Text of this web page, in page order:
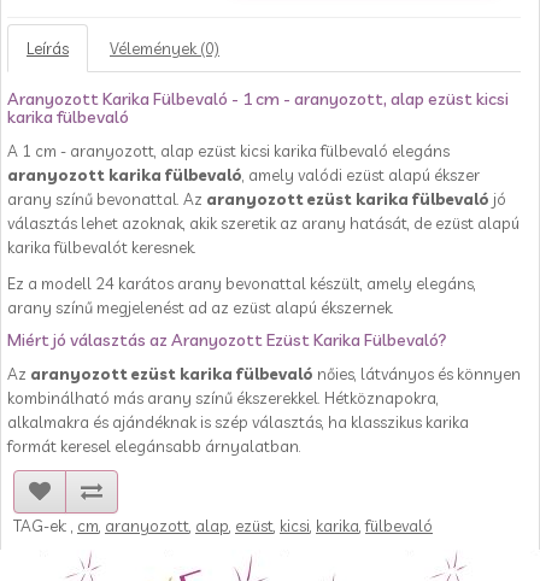
Leírás Vélemények (0)
Aranyozott Karika Fülbevaló - 1 cm - aranyozott, alap ezüst kicsi
karika fülbevaló
A 1 cm - aranyozott, alap ezüst kicsi karika fülbevaló elegáns
aranyozott karika fülbevaló , amely valódi ezüst alapú ékszer
arany színű bevonattal. Az aranyozott ezüst karika fülbevaló jó
választás lehet azoknak, akik szeretik az arany hatását, de ezüst alapú
karika fülbevalót keresnek.
Ez a modell 24 karátos arany bevonattal készült, amely elegáns,
arany színű megjelenést ad az ezüst alapú ékszernek.
Miért jó választás az Aranyozott Ezüst Karika Fülbevaló?
Az aranyozott ezüst karika fülbevaló nőies, látványos és könnyen
kombinálható más arany színű ékszerekkel. Hétköznapokra,
alkalmakra és ajándéknak is szép választás, ha klasszikus karika
formát keresel elegánsabb árnyalatban.
TAG-ek: cm aranyozott alap ezüst kicsi karika ,fülbevaló